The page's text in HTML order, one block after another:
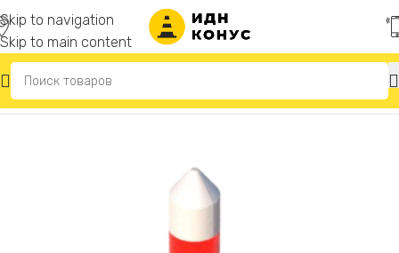
Skip to navigation
Skip to main content
Главная Сигнальные столбики дорожные